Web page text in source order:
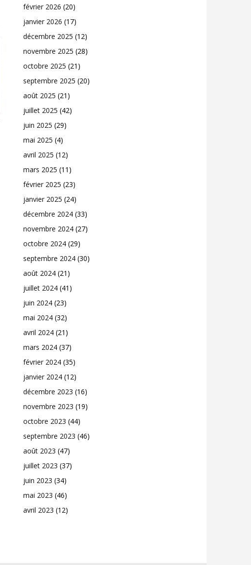
février 2026 (20)
janvier 2026 (17)
décembre 2025 (12)
novembre 2025 (28)
octobre 2025 (21)
septembre 2025 (20)
août 2025 (21)
juillet 2025 (42)
juin 2025 (29)
mai 2025 (4)
avril 2025 (12)
mars 2025 (11)
février 2025 (23)
janvier 2025 (24)
décembre 2024 (33)
novembre 2024 (27)
octobre 2024 (29)
septembre 2024 (30)
août 2024 (21)
juillet 2024 (41)
juin 2024 (23)
mai 2024 (32)
avril 2024 (21)
mars 2024 (37)
février 2024 (35)
janvier 2024 (12)
décembre 2023 (16)
novembre 2023 (19)
octobre 2023 (44)
septembre 2023 (46)
août 2023 (47)
juillet 2023 (37)
juin 2023 (34)
mai 2023 (46)
avril 2023 (12)